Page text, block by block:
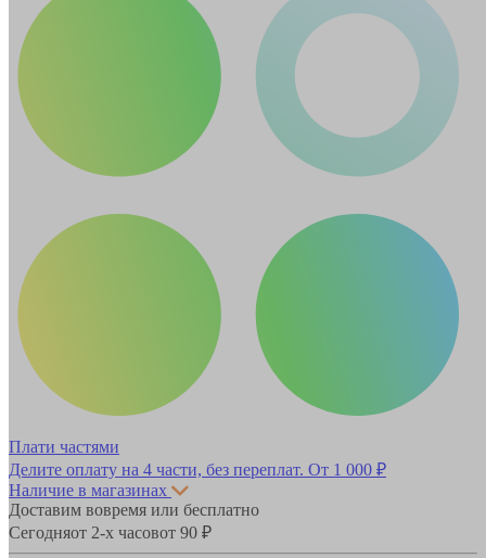
Плати частями
Делите оплату на 4 части, без переплат. От 1 000 ₽
Наличие в магазинах
Доставим вовремя или бесплатно
Сегодняот 2-х часовот 90 ₽